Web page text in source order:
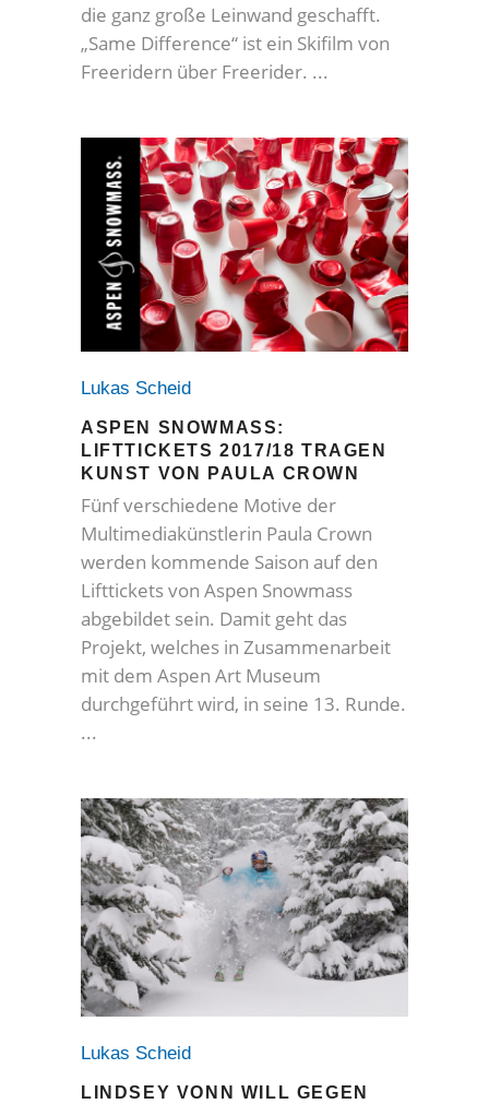
die ganz große Leinwand geschafft.
„Same Difference“ ist ein Skifilm von
Freeridern über Freerider.
Lukas Scheid
ASPEN SNOWMASS:
LIFTTICKETS 2017/18 TRAGEN
KUNST VON PAULA CROWN
Fünf verschiedene Motive der
Multimediakünstlerin Paula Crown
werden kommende Saison auf den
Lifttickets von Aspen Snowmass
abgebildet sein. Damit geht das
Projekt, welches in Zusammenarbeit
mit dem Aspen Art Museum
durchgeführt wird, in seine 13. Runde.
Lukas Scheid
LINDSEY VONN WILL GEGEN